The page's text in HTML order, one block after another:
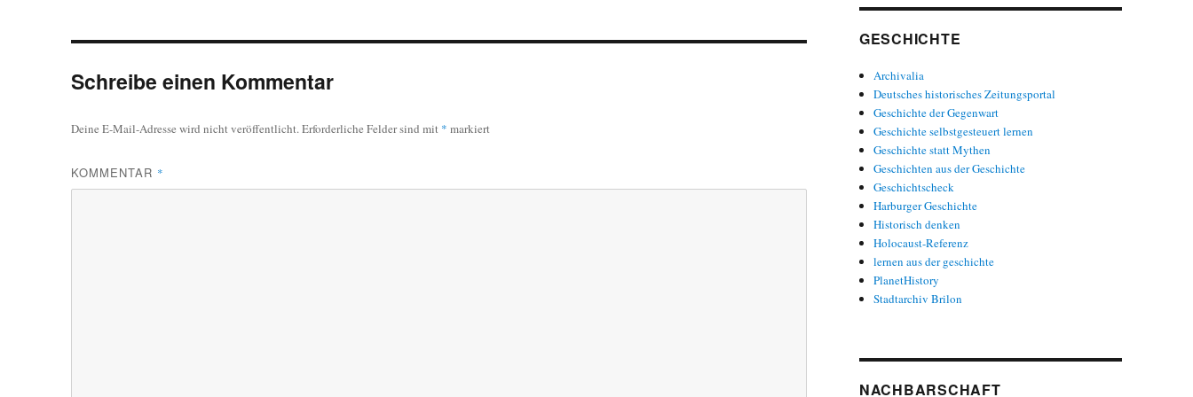
Schreibe einen Kommentar
Deine E-Mail-Adresse wird nicht veröffentlicht.Erforderliche Felder sind mit * markiert
KOMMENTAR *
GESCHICHTE
Archivalia
Deutsches historisches Zeitungsportal
Geschichte der Gegenwart
Geschichte selbstgesteuert lernen
Geschichte statt Mythen
Geschichten aus der Geschichte
Geschichtscheck
Harburger Geschichte
Historisch denken
Holocaust-Referenz
lernen aus der geschichte
PlanetHistory
Stadtarchiv Brilon
NACHBARSCHAFT